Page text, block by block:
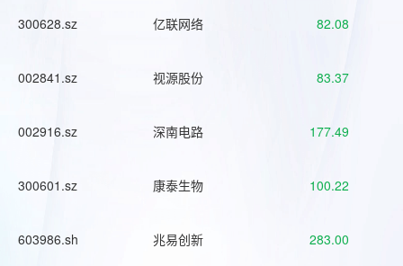
300628.sz 亿联网络 82.08
002841.sz 视源股份 83.37
002916.sz 深南电路 177.49
300601.sz 康泰生物 100.22
603986.sh 兆易创新 283.00